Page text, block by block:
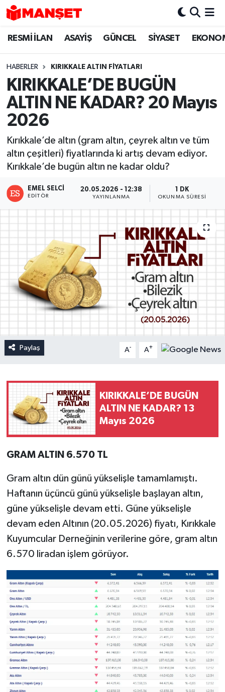
RESMİ İLAN ASAYİŞ GÜNCEL SİYASET
HABERLER KIRIKKALE ALTIN FİYATLARI
KIRIKKALE’DE BUGÜN
ALTIN NE KADAR? 20 Mayıs
2026
Kırıkkale’de altın (gram altın, çeyrek altın ve tüm
altın çeşitleri) fiyatlarında ki artış devam ediyor.
Kırıkkale’de bugün altın ne kadar oldu?
EMEL SELCI
EDITÖR
20.05.2026 - 12:38
YAYINLANMA
1 DK
OKUNMA SÜRESI
Paylaş A- A+
KIRIKKALE’DE BUGÜN
ALTIN NE KADAR? 13
Mayıs 2026
GRAM ALTIN 6.570 TL
Gram altın dün günü yükselişle tamamlamıştı.
Haftanın üçüncü günü yükselişle başlayan altın,
güne yükselişle devam etti. Güne yükselişle
devam eden Altının (20.05.2026) fiyatı, Kırıkkale
Kuyumcular Derneğinin verilerine göre, gram altın
6.570 liradan işlem görüyor.
Hava Durumu
Trafik Durumu
Süper Lig Puan Durumu ve Fikstür
Tüm Manşetler
Son Dakika Haberleri
Haber Arşivi